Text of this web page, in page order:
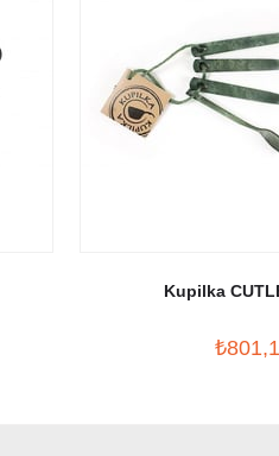
Kupilka